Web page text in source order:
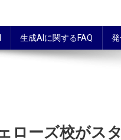
生成AIに関するFAQ
ローズ校がス